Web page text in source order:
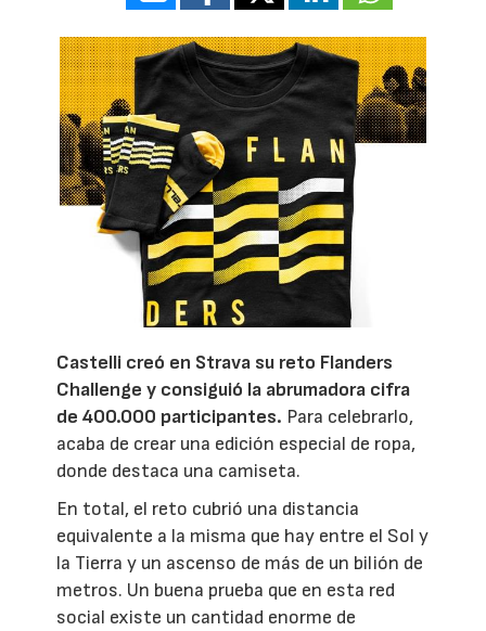
Castelli creó en Strava su reto Flanders
Challenge y consiguió la abrumadora cifra
de 400.000 participantes. Para celebrarlo,
acaba de crear una edición especial de ropa,
donde destaca una camiseta.
En total, el reto cubrió una distancia
equivalente a la misma que hay entre el Sol y
la Tierra y un ascenso de más de un bilión de
metros. Un buena prueba que en esta red
social existe un cantidad enorme de